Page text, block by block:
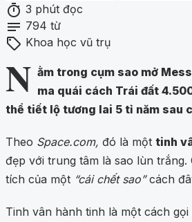
timer 3 phút đọc
notes 794 từ
sell Khoa học vũ trụ
N ằm trong cụm sao mở
ma quái cách Trái đất
thể tiết lộ tương lai 5 tỉ năm sau
Theo Space.com, đó là một tinh
đẹp với trung tâm là sao lùn trắng.
tích của một “cái chết sao”cách
Tinh vân hành tinh là một cách